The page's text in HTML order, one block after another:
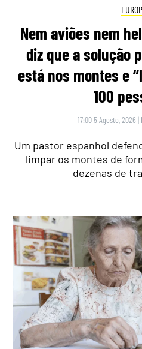
Nem aviões nem
diz que a solução
está nos montes e
100
17:00 5 Agosto, 2026 |
Um pastor espanhol
limpar os montes de
dezenas de